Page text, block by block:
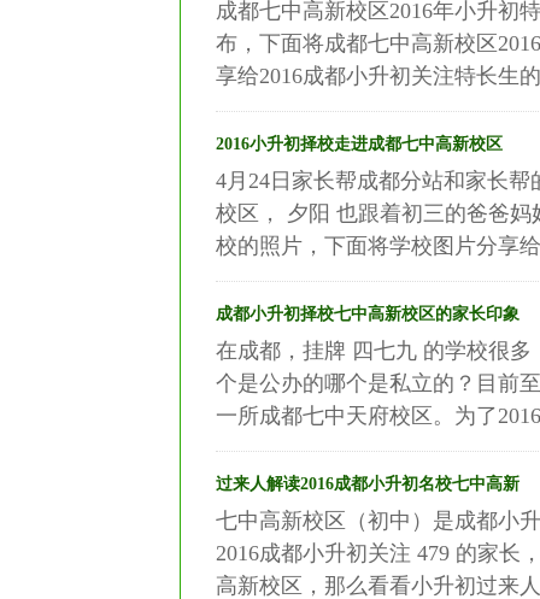
成都七中高新校区2016年小升初
布，下面将成都七中高新校区
享给2016成都小升初关注特长生
2016小升初择校走进成都七中高新校区
4月24日家长帮成都分站和家长
校区， 夕阳 也跟着初三的爸爸
校的照片，下面将学校图片分享
成都小升初择校七中高新校区的家长印象
在成都，挂牌 四七九 的学校很
个是公办的哪个是私立的？目前
一所成都七中天府校区。为了
过来人解读2016成都小升初名校七中高新
七中高新校区（初中）是成都小
2016成都小升初关注 479 的家长
高新校区，那么看看小升初过来